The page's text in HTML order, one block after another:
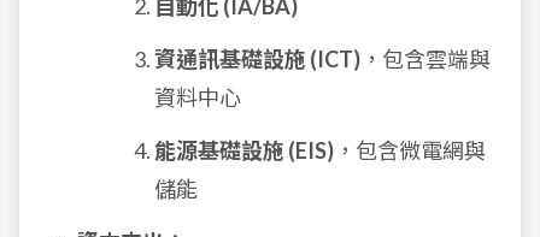
自動化 (IA/BA)
資通訊基礎設施 (ICT) ，包含雲端與
資料中心
能源基礎設施 (EIS) ，包含微電網與
儲能